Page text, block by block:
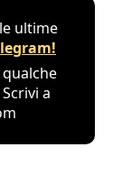
ultime
a